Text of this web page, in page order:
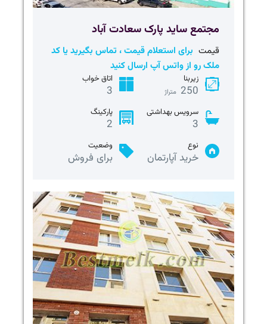
مجتمع ساید پارک سعادت آباد
قیمت برای استعلام قیمت ، تماس بگیرید یا کد
ملک رو از واتس آپ ارسال کنید
زیربنا
250 متراژ
اتاق خواب
3
سرویس بهداشتی
3
پارکینگ
2
نوع
خرید آپارتمان
وضعیت
برای فروش